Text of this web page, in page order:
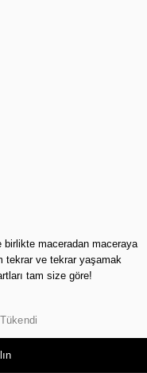
birlikte maceradan maceraya
tekrar ve tekrar yaşamak
tam size göre!
Tükendi